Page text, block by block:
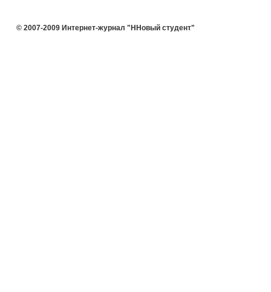
© 2007-2009 Интернет-журнал "ННовый студент"